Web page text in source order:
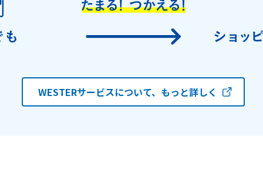
WESTERサービスについて、もっと詳しく